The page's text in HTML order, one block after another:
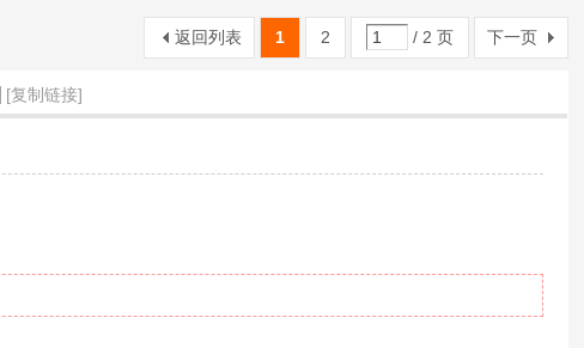
1 2 / 2 页 下一页
返回列表
[复制链接]